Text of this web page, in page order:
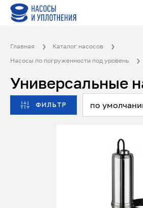
Главная
Каталог насосов
Насосы по погруженности под уровень
Универсальные
ФИЛЬТР по